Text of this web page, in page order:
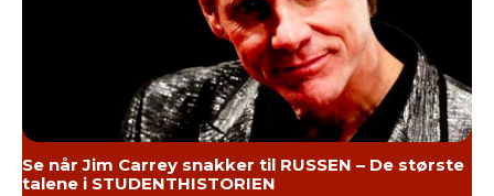
Se når Jim Carrey snakker til RUSSEN – De største
talene i STUDENTHISTORIEN